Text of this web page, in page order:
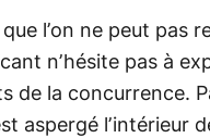
que l’on ne peut pas
n’hésite pas à
de la concurrence.
aspergé l’intérieur